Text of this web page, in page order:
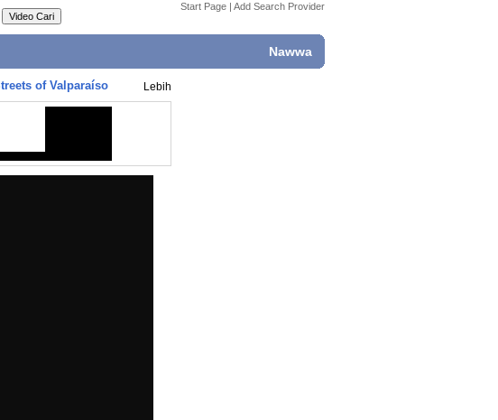
Start Page | Add Search Provider
Nawwa
of Valparaíso Lebih